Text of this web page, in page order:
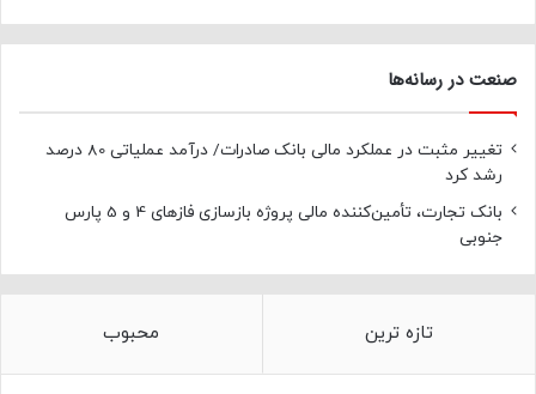
صنعت در رسانه‌ها
تغییر مثبت در عملکرد مالی بانک صادرات/ درآمد عملیاتی 80 درصد
رشد کرد
بانک تجارت، تأمین‌کننده مالی پروژه بازسازی فازهای 4 و 5 پارس
جنوبی
تازه ترین محبوب